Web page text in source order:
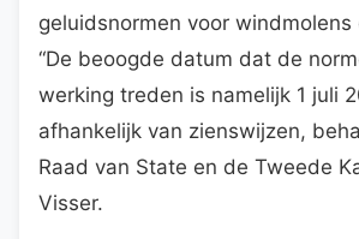
geluidsnormen voor
“De beoogde datum dat de
werking treden is namelijk 1 juli
afhankelijk van zienswijzen,
Raad van State en de Tweede
Visser.